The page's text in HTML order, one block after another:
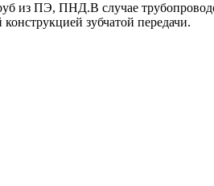
из ПЭ, ПНД.В случае
зубчатой ​​передачи.